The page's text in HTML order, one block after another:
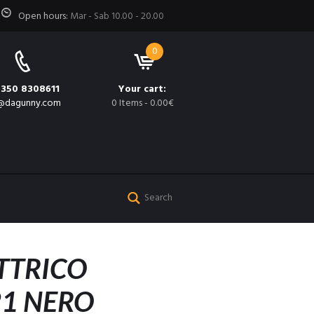
Open hours: Mar - Sab 10.00 - 20.00
8308611
0
Your cart:
0 Items- 0.00€
NERO